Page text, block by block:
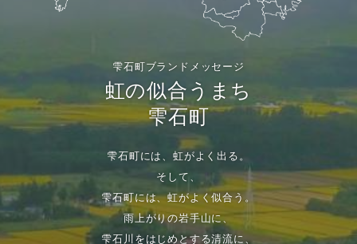
雫石町ブランドメッセージ
虹の似合うまち
雫石町
雫石町には、虹がよく出る。
そして、
雫石町には、虹がよく似合う。
雨上がりの岩手山に、
雫石川をはじめとする清流に、